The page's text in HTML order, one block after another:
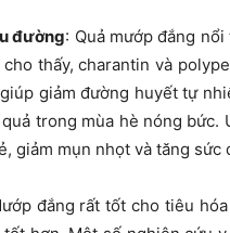
đường: Quả mướp đắng
thấy, charantin và
giảm đường huyết tự
trong mùa hè nóng bức.
giảm mụn nhọt và tăng sức
đắng rất tốt cho tiêu